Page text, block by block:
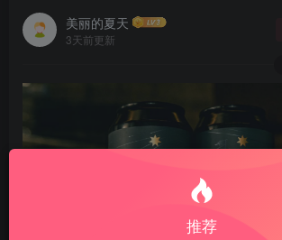
美丽的夏天
3天前更新
推荐